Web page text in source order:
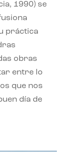
1990) se
práctica
obras
entre lo
que nos
día de